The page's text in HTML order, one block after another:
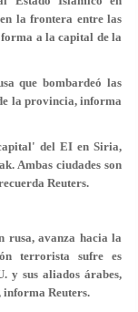
la frontera entre las
forma a la capital de la
que bombardeó las
la provincia, informa
del EI en Siria,
Ambas ciudades son
Reuters.
rusa, avanza hacia la
terrorista sufre es
y sus aliados árabes,
informa Reuters.